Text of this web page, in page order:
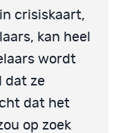
crisiskaart,
kan heel
wordt
dat ze
dat het
op zoek